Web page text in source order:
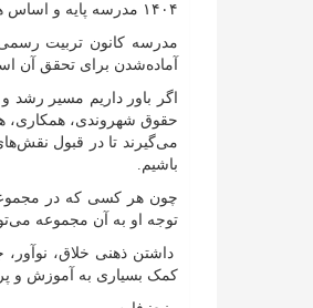
۱۴۰۴ مدرسه پایه و اساس هر رویداد فرهنگی و تربیتی با نگاهی بسیار بلند و مؤثر دیده شده است.
مدرسه کانون تربیت
آماده‌شدن برای تحقق آن
اگر باور داریم مسیر
حقوق شهروندی، همکاری،
می‌گیرند تا در قبول
باشیم.
چون هر کسی که در
توجه او به آن مجموعه
داشتن ذهنی خلاق،
کمک بسیاری به آموزش و